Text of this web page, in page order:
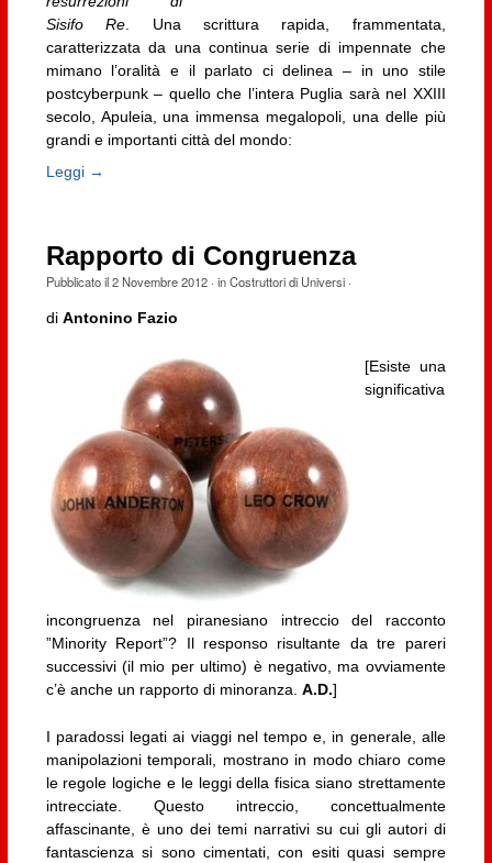
Sisifo Re . Una scrittura rapida, frammentata,
caratterizzata da una continua serie di impennate che
mimano l’oralità e il parlato ci delinea – in uno stile
postcyberpunk – quello che l’intera Puglia sarà nel XXIII
secolo, Apuleia, una immensa megalopoli, una delle più
grandi e importanti città del mondo:
Leggi →
Rapporto di Congruenza
Pubblicato il2 Novembre 2012· inCostruttori di Universi·
di Antonino Fazio
[Esiste una
significativa
incongruenza nel piranesiano intreccio del racconto
”Minority Report”? Il responso risultante da tre pareri
successivi (il mio per ultimo) è negativo, ma ovviamente
c’è anche un rapporto di minoranza. A.D.]
I paradossi legati ai viaggi nel tempo e, in generale, alle
manipolazioni temporali, mostrano in modo chiaro come
le regole logiche e le leggi della fisica siano strettamente
intrecciate. Questo intreccio, concettualmente
affascinante, è uno dei temi narrativi su cui gli autori di
fantascienza si sono cimentati, con esiti quasi sempre